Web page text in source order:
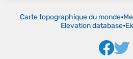
Carte topographique du monde•
Elevation database•